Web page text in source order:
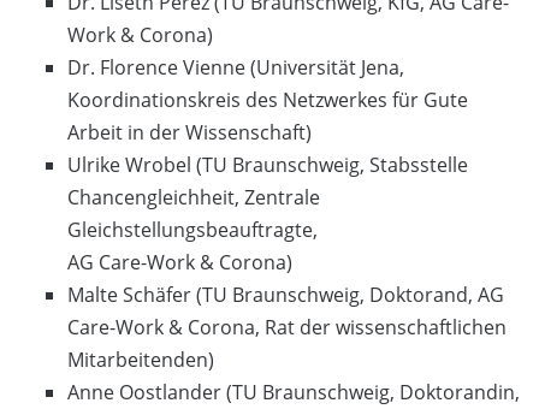
Work & Corona)
Dr. Florence Vienne (Universität Jena,
Koordinationskreis des Netzwerkes für Gute
Arbeit in der Wissenschaft)
Ulrike Wrobel (TU Braunschweig, Stabsstelle
Chancengleichheit, Zentrale
Gleichstellungsbeauftragte,
AG Care-Work & Corona)
Malte Schäfer (TU Braunschweig, Doktorand, AG
Care-Work & Corona, Rat der wissenschaftlichen
Mitarbeitenden)
Anne Oostlander (TU Braunschweig, Doktorandin,